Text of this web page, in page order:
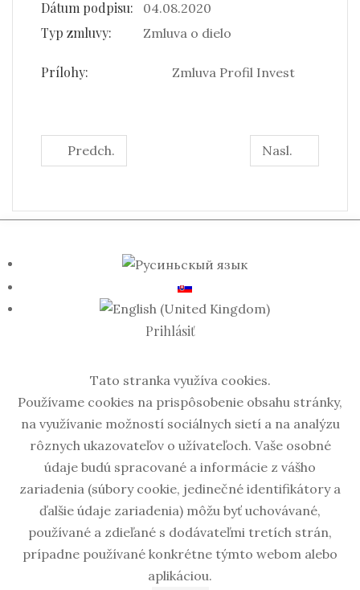
Dátum podpisu: 04.08.2020
Typ zmluvy: Zmluva o dielo
Prílohy: Zmluva Profil Invest
Predch. Nasl.
Prihlásiť
Tato stranka využíva cookies.
Používame cookies na prispôsobenie obsahu stránky,
na využívanie možností sociálnych sietí a na analýzu
rôznych ukazovateľov o užívateľoch. Vaše osobné
údaje budú spracované a informácie z vášho
zariadenia (súbory cookie, jedinečné identifikátory a
ďalšie údaje zariadenia) môžu byť uchovávané,
používané a zdieľané s dodávateľmi tretích strán,
prípadne používané konkrétne týmto webom alebo
aplikáciou.